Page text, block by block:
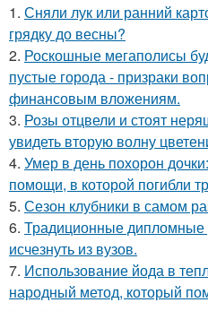
1. Сняли лук или ранний
грядку до весны?
2. Роскошные мегаполисы
пустые города - призраки
финансовым вложениям.
3. Розы отцвели и стоят
увидеть вторую волну
4. Умер в день похорон
помощи, в которой погибли
5. Сезон клубники в самом
6. Традиционные дипломные
исчезнуть из вузов.
7. Использование йода в
народный метод, который